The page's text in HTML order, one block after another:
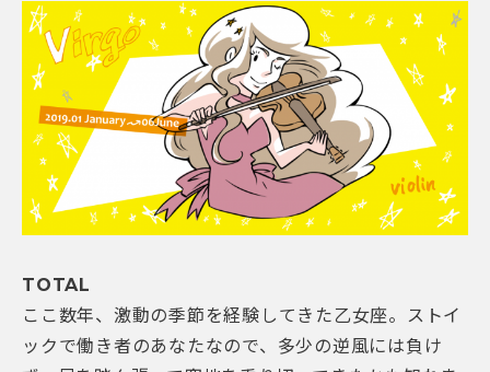
TOTAL
ここ数年、激動の季節を経験してきた乙女座。ストイ
ックで働き者のあなたなので、多少の逆風には負け